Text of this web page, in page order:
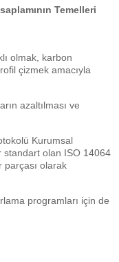
Temelleri
olmak, karbon
çizmek amacıyla
azaltılması ve
Kurumsal
standart olan ISO 14064
parçası olarak
programları için de
Çevre
sayesinde dünyanın
mümkün.